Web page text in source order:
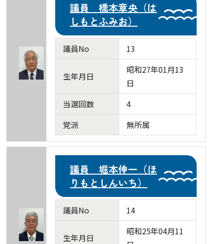
議員 橋本章央（は
しもとふみお）
議員No 13
生年月日
昭和27年01月13
日
当選回数
4
党派
無所属
議員 堀本伸一（ほ
りもとしんいち）
議員No 14
生年月日
昭和25年04月11